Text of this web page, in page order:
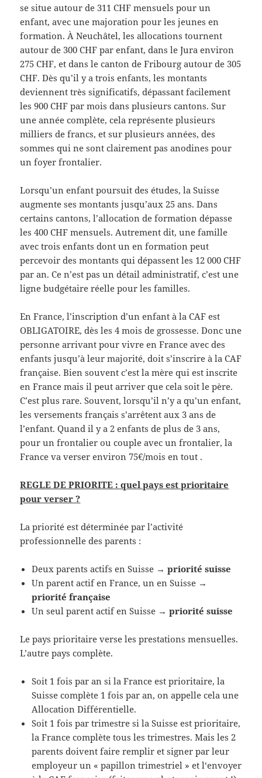
se situe autour de 311 CHF mensuels pour un
enfant, avec une majoration pour les jeunes en
formation. À Neuchâtel, les allocations tournent
autour de 300 CHF par enfant, dans le Jura environ
275 CHF, et dans le canton de Fribourg autour de 305
CHF. Dès qu’il y a trois enfants, les montants
deviennent très significatifs, dépassant facilement
les 900 CHF par mois dans plusieurs cantons. Sur
une année complète, cela représente plusieurs
milliers de francs, et sur plusieurs années, des
sommes qui ne sont clairement pas anodines pour
un foyer frontalier.
Lorsqu’un enfant poursuit des études, la Suisse
augmente ses montants jusqu’aux 25 ans. Dans
certains cantons, l’allocation de formation dépasse
les 400 CHF mensuels. Autrement dit, une famille
avec trois enfants dont un en formation peut
percevoir des montants qui dépassent les 12 000 CHF
par an. Ce n’est pas un détail administratif, c’est une
ligne budgétaire réelle pour les familles.
En France, l’inscription d’un enfant à la CAF est
OBLIGATOIRE, dès les 4 mois de grossesse. Donc une
personne arrivant pour vivre en France avec des
enfants jusqu’à leur majorité, doit s’inscrire à la CAF
française. Bien souvent c’est la mère qui est inscrite
en France mais il peut arriver que cela soit le père.
C’est plus rare. Souvent, lorsqu’il n’y a qu’un enfant,
les versements français s’arrêtent aux 3 ans de
l’enfant. Quand il y a 2 enfants de plus de 3 ans,
pour un frontalier ou couple avec un frontalier, la
France va verser environ 75€/mois en tout .
REGLE DE PRIORITE : quel pays est prioritaire
pour verser ?
La priorité est déterminée par l’activité
professionnelle des parents :
Deux parents actifs en Suisse →priorité suisse
Un parent actif en France, un en Suisse →
priorité française
Un seul parent actif en Suisse →priorité suisse
Le pays prioritaire verse les prestations mensuelles.
L’autre pays complète.
Soit 1 fois par an si la France est prioritaire, la
Suisse complète 1 fois par an, on appelle cela une
Allocation Différentielle.
Soit 1 fois par trimestre si la Suisse est prioritaire,
la France complète tous les trimestres. Mais les 2
parents doivent faire remplir et signer par leur
employeur un « papillon trimestriel » et l‘envoyer